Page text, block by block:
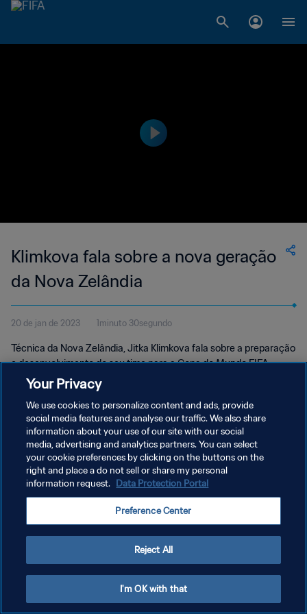
Klimkova fala sobre a nova geração
da Nova Zelândia
20 de jan de 2023 1minuto 30segundo
Técnica da Nova Zelândia, Jitka Klimkova fala sobre a preparação
e desenvolvimento do seu time para a Copa do Mundo FIFA
Feminina
POLÍTICA DE PRIVACIDADE
TERMOS DE SERVIÇO
ADMINISTRAR AS PREFERÊNCIAS DE COOKIES
Your Privacy
We use cookies to personalize content and ads, provide
social media features and analyse our traffic. We also share
information about your use of our site with our social
media, advertising and analytics partners. You can select
your cookie preferences by clicking on the buttons on the
right and place a do not sell or share my personal
information request. Data Protection Portal
Preference Center
Reject All
I'm OK with that